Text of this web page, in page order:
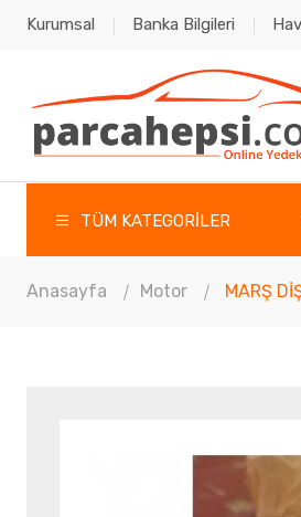
Kurumsal Banka Bilgileri
TÜM KATEGORİLER
Anasayfa Motor MARŞ